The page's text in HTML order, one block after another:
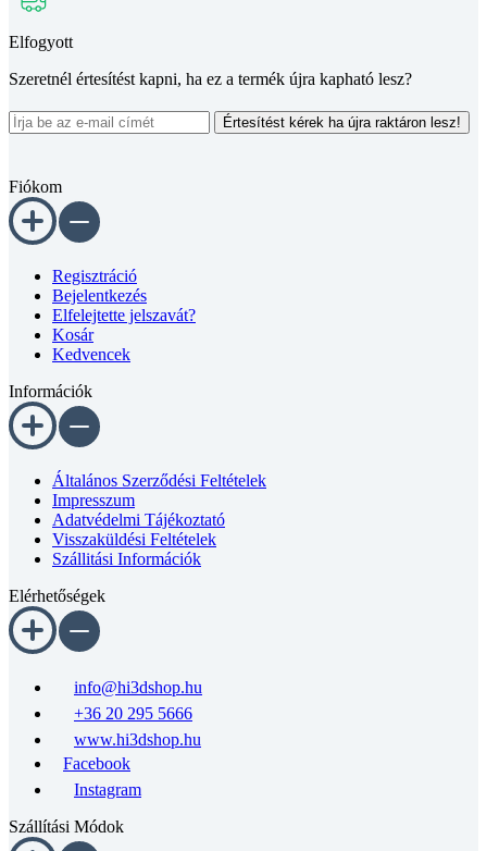
Elfogyott
Szeretnél értesítést kapni, ha ez a termék újra kapható lesz?
Értesítést kérek ha újra raktáron lesz!
Fiókom
Regisztráció
Bejelentkezés
Elfelejtette jelszavát?
Kosár
Kedvencek
Információk
Általános Szerződési Feltételek
Impresszum
Adatvédelmi Tájékoztató
Visszaküldési Feltételek
Szállitási Információk
Elérhetőségek
info@hi3dshop.hu
+36 20 295 5666
www.hi3dshop.hu
Facebook
Instagram
Szállítási Módok